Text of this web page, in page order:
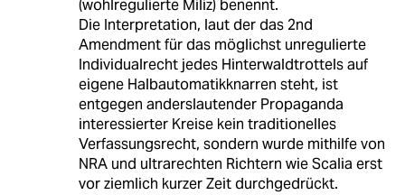
(wohlregulierte Miliz) benennt.
Die Interpretation, laut der das 2nd
Amendment für das möglichst unregulierte
Individualrecht jedes Hinterwaldtrottels auf
eigene Halbautomatikknarren steht, ist
entgegen anderslautender Propaganda
interessierter Kreise kein traditionelles
Verfassungsrecht, sondern wurde mithilfe von
NRA und ultrarechten Richtern wie Scalia erst
vor ziemlich kurzer Zeit durchgedrückt.